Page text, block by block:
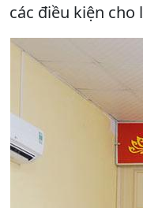
các điều kiện cho